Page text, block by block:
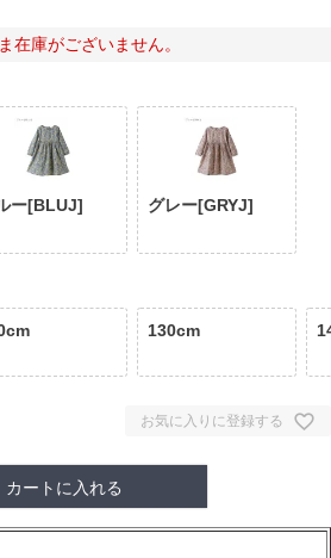
在庫がございません。
ー[BLUJ] グレー[GRYJ]
130cm
お気に入りに登録する
カートに入れる